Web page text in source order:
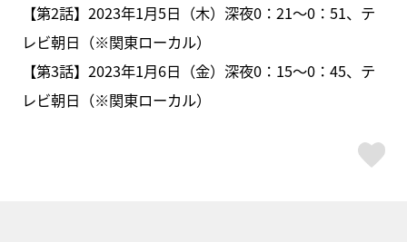
【第2話】2023年1月5日（木）深夜0：21～0：51、テ
レビ朝日（※関東ローカル）
【第3話】2023年1月6日（金）深夜0：15～0：45、テ
レビ朝日（※関東ローカル）